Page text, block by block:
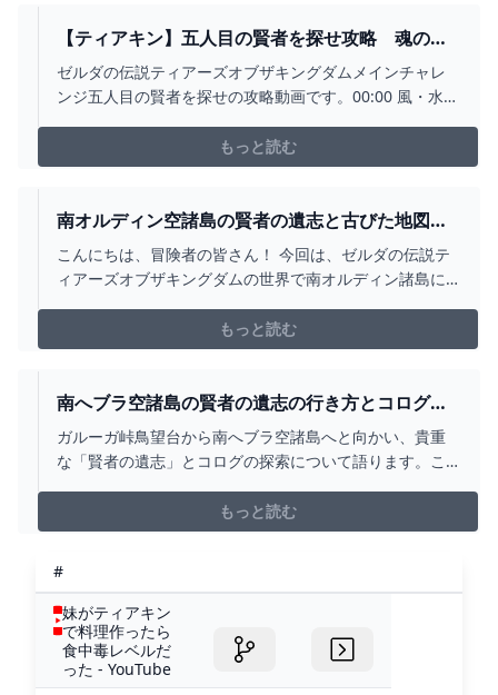
【ティアキン】五人目の賢者を探せ攻略 魂の神
殿 太古よりの導き（フルテロップ） - YOUTUBE
ゼルダの伝説ティアーズオブザキングダムメインチャレ
ンジ五人目の賢者を探せの攻略動画です。00:00 風・水・
変03:32 ファントムガノン戦04:41 ワッカ遺跡の秘密
08:12 雷鳴の島14:39 龍頭島15:11 太古よりの導き16:23
もっと読む
南オルディン空諸島の賢者の遺志と古びた地図の
取り方【ティアキン】 とあるゲームブログの軌跡
こんにちは、冒険者の皆さん！ 今回は、ゼルダの伝説テ
ィアーズオブザキングダムの世界で南オルディン諸島に
上空へ向かい、南オルディン空諸島の小島に隠された
「賢者の遺志」と「古びた地図」を入手す
もっと読む
南へブラ空諸島の賢者の遺志の行き方とコログ
【ティアキン攻略】 - YOUTUBE
ガルーガ峠鳥望台から南へブラ空諸島へと向かい、貴重
な「賢者の遺志」とコログの探索について語ります。こ
ません。それはティアキンの神秘と美しさを発見する旅
でもあります。一緒にこの壮大な旅に出発し、ティアキ
もっと読む
#
妹がティアキン
で料理作ったら
食中毒レベルだ
った - YouTube